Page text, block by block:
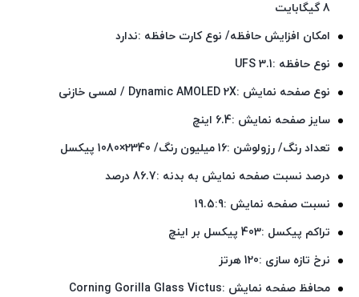
8 گیگابایت
امکان افزایش حافظه/ نوع کارت حافظه :ندارد
نوع حافظه :UFS 3.1
نوع صفحه نمایش :Dynamic AMOLED 2X / لمسی خازنی
سایز صفحه نمایش :6.4 اینچ
تعداد رنگ/ رزولوشن :16 میلیون رنگ/ 2340×1080 پیکسل
درصد نسبت صفحه نمایش به بدنه :86.7 درصد
نسبت صفحه نمایش :19.5:9
تراکم پیکسل :403 پیکسل بر اینچ
نرخ تازه‌ سازی :120 هرتز
محافظ صفحه نمایش :Corning Gorilla Glass Victus